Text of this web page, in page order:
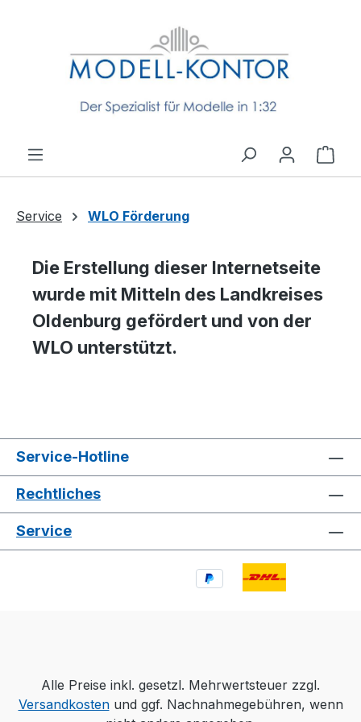
Service WLO Förderung
Die Erstellung dieser Internetseite
wurde mit Mitteln des Landkreises
Oldenburg gefördert und von der
WLO unterstützt.
Service-Hotline
Rechtliches
Service
Alle Preise inkl. gesetzl. Mehrwertsteuer zzgl.
Versandkostenund ggf. Nachnahmegebühren, wenn